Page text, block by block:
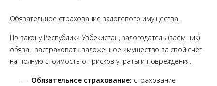
Обязательное страхование залогового имущества.
По закону Республики Узбекистан, залогодатель (заёмщик)
обязан застраховать заложенное имущество за свой счёт
на полную стоимость от рисков утраты и повреждения.
Обязательное страхование: страхование